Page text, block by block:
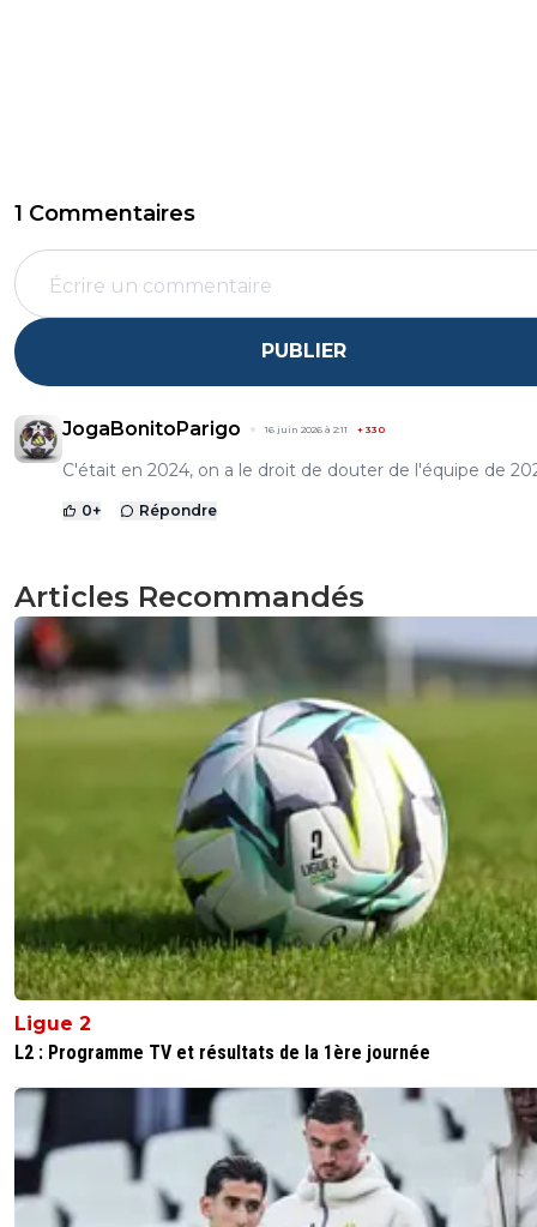
1 Commentaires
PUBLIER
JogaBonitoParigo 16 juin 2026 à 2:11 + 330
C'était en 2024, on a le droit de douter de l'équipe de
0+ Répondre
Articles Recommandés
Ligue 2
L2 : Programme TV et résultats de la 1ère journée